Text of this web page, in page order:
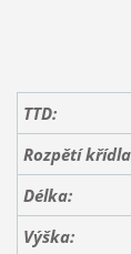
TTD:
Rozpětí
Délka:
Výška: